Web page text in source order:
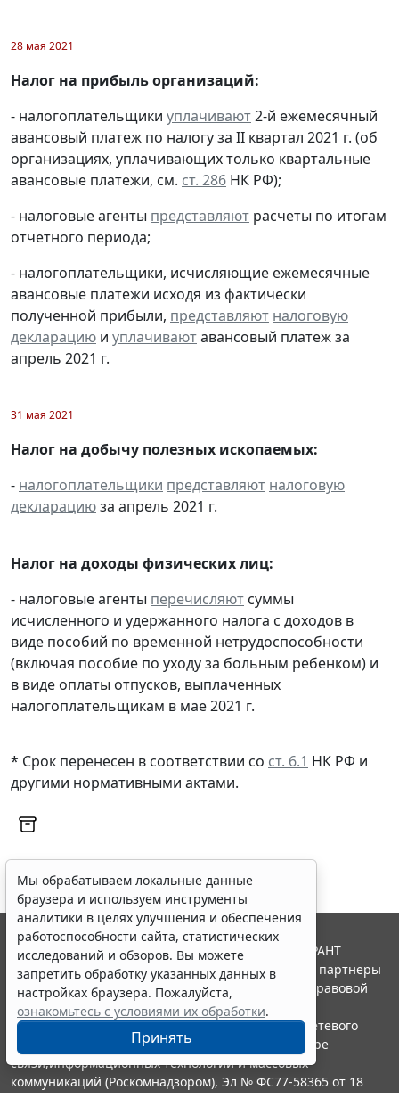
28 мая 2021
Налог на прибыль организаций:
- налогоплательщики уплачивают2-й ежемесячный
авансовый платеж по налогу за II квартал 2021 г. (об
организациях, уплачивающих только квартальные
авансовые платежи, см. ст. 286 НК РФ);
- налоговые агенты представляют расчеты по итогам
отчетного периода;
- налогоплательщики, исчисляющие ежемесячные
авансовые платежи исходя из фактически
полученной прибыли, представляют налоговую
декларацию и уплачиваютавансовый платеж за
апрель 2021 г.
31 мая 2021
Налог на добычу полезных ископаемых:
- налогоплательщики представляют налоговую
декларациюза апрель 2021 г.
Налог на доходы физических лиц:
- налоговые агенты перечисляют суммы
исчисленного и удержанного налога с доходов в
виде пособий по временной нетрудоспособности
(включая пособие по уходу за больным ребенком) и
в виде оплаты отпусков, выплаченных
налогоплательщикам в мае 2021 г.
* Срок перенесен в соответствии со ст. 6.1 НК РФ и
другими нормативными актами.
Мы обрабатываем локальные данные
браузера и используем инструменты
аналитики в целях улучшения и обеспечения
работоспособности сайта, статистических
исследований и обзоров. Вы можете
запретить обработку указанных данных в
настройках браузера. Пожалуйста,
ознакомьтесь с условиями их обработки.
Принять
© ООО "НПП "ГАРАНТ-СЕРВИС", 2026. Система ГАРАНТ
выпускается с 1990 года. Компания "Гарант" и ее партнеры
являются участниками Российской ассоциации правовой
информации ГАРАНТ.
Портал ГАРАНТ.РУ зарегистрирован в качестве сетевого
издания Федеральной службой по надзору в сфере
связи,информационных технологий и массовых
коммуникаций (Роскомнадзором), Эл № ФС77-58365 от 18